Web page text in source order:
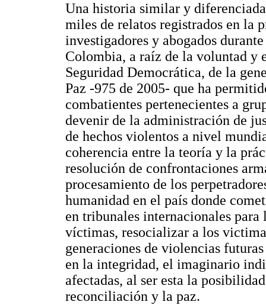
Una historia similar y
miles de relatos registrados en la
investigadores y abogados
Colombia, a raíz de la voluntad y
Seguridad Democrática, de la
Paz -975 de 2005- que ha
combatientes pertenecientes a
devenir de la administración de
de hechos violentos a nivel
coherencia entre la teoría y la
resolución de confrontaciones
procesamiento de los
humanidad en el país donde
en tribunales internacionales
víctimas, resocializar a los
generaciones de violencias
en la integridad, el imaginario
afectadas, al ser esta la
reconciliación y la paz.